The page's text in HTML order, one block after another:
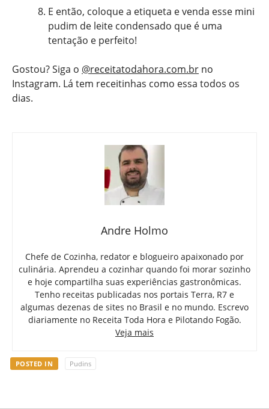
E então, coloque a etiqueta e venda esse mini
pudim de leite condensado que é uma
tentação e perfeito!
Gostou? Siga o @receitatodahora.com.br no
Instagram. Lá tem receitinhas como essa todos os
dias.
Andre Holmo
Chefe de Cozinha, redator e blogueiro apaixonado por
culinária. Aprendeu a cozinhar quando foi morar sozinho
e hoje compartilha suas experiências gastronômicas.
Tenho receitas publicadas nos portais Terra, R7 e
algumas dezenas de sites no Brasil e no mundo. Escrevo
diariamente no Receita Toda Hora e Pilotando Fogão.
Veja mais
POSTED IN Pudins